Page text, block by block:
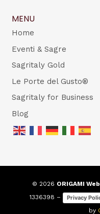
MENU
Home
Eventi & Sagre
Sagritaly Gold
Le Porte del Gusto®
Sagritaly for Business
Blog
© 2026 ORIGAMI
1336398 –
Privacy
by